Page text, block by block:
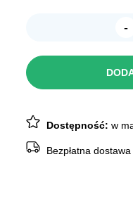
-
Dostępność:w
Bezpłatna dostawa